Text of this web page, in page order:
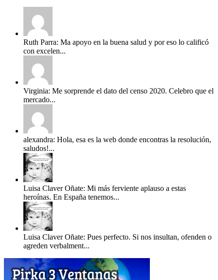
Ruth Parra: Ma apoyo en la buena salud y por eso lo calificó
con excelen...
Virginia: Me sorprende el dato del censo 2020. Celebro que el
mercado...
alexandra: Hola, esa es la web donde encontras la resolución,
saludos!...
Luisa Claver Oñate: Mi más ferviente aplauso a estas
heroínas. En España tenemos...
Luisa Claver Oñate: Pues perfecto. Si nos insultan, ofenden o
agreden verbalment...